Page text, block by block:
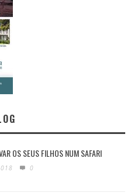
OS SEUS FILHOS NUM SAFARI
0